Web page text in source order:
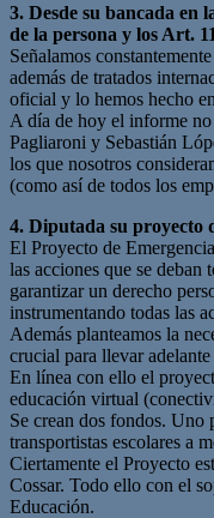
3. Desde su bancada en
de la persona y los Art.
Señalamos
además de tratados
oficial y lo hemos hecho
A día de hoy el informe
Pagliaroni y Sebastián
los que nosotros
(como así de todos los
4. Diputada su proyecto
El Proyecto de
las acciones que se
garantizar un derecho
instrumentando todas las
Además planteamos la
crucial para llevar
En línea con ello el
educación virtual
Se crean dos fondos. Uno
transportistas escolares a
Ciertamente el Proyecto
Cossar. Todo ello con el
Educación.